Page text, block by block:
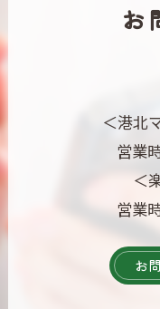
お
＜港北
営業
＜
営業
お